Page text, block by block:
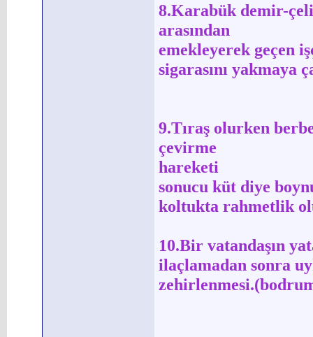
8.Karabük demir-
arasından
emekleyerek geçen
sigarasını yakmaya
9.Tıraş olurken
çevirme
hareketi
sonucu küt diye
koltukta rahmetlik
10.Bir vatandaşın
ilaçlamadan sonra